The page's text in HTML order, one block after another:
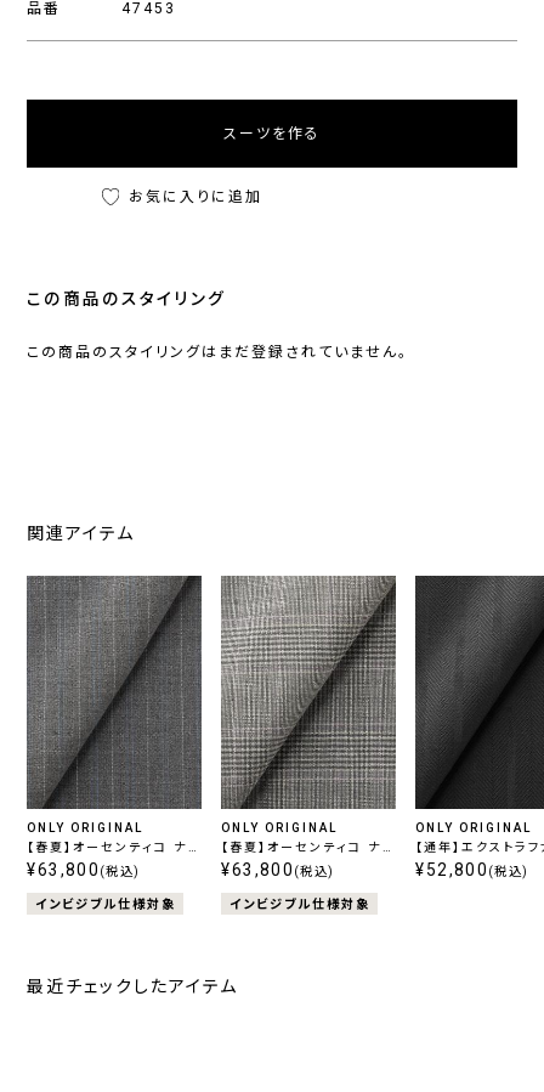
品番 47453
スーツを作る
お気に入りに追加
この商品のスタイリング
この商品のスタイリングはまだ登録されていません。
関連アイテム
ONLY ORIGINAL
【春夏】オーセンティコ ナチ
ュラルストレッチ グレースト
¥63,800 (税込)
インビジブル仕様対象
ONLY ORIGINAL
【春夏】オーセンティコ ナチ
ュラルストレッチ グレンチェ
¥63,800 (税込)
インビジブル仕様対象
ONLY ORIGINAL
【通年】エクストラ
ウール ブラックヘ
¥52,800 (税込)
最近チェックしたアイテム